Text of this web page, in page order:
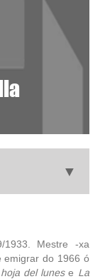
1933. Mestre -xa
emigrar do 1966 ó
del lunese La